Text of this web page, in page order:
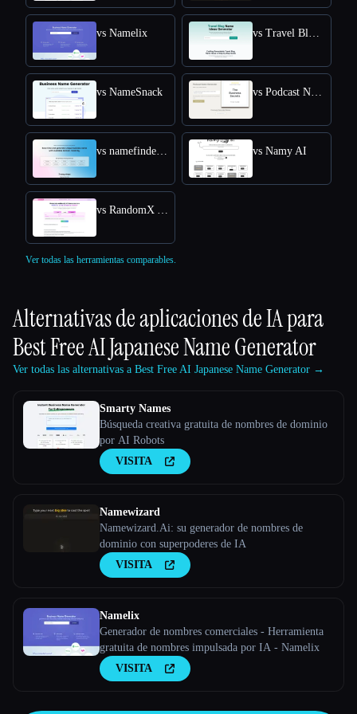
vs Namelix vs Travel Blog Name Ideas Generator
vs NameSnack vs Podcast Name Generator by Podcast Rocket
vs namefinder AI vs Namy AI
vs RandomX AI
Ver todas las herramientas comparables.
Alternativas de aplicaciones de IA para
Best Free AI Japanese Name Generator
Ver todas las alternativas a Best Free AI Japanese Name Generator →
Smarty Names
Búsqueda creativa gratuita de nombres de dominio
por AI Robots
VISITA
Namewizard
Namewizard.Ai: su generador de nombres de
dominio con superpoderes de IA
VISITA
Namelix
Generador de nombres comerciales - Herramienta
gratuita de nombres impulsada por IA - Namelix
VISITA